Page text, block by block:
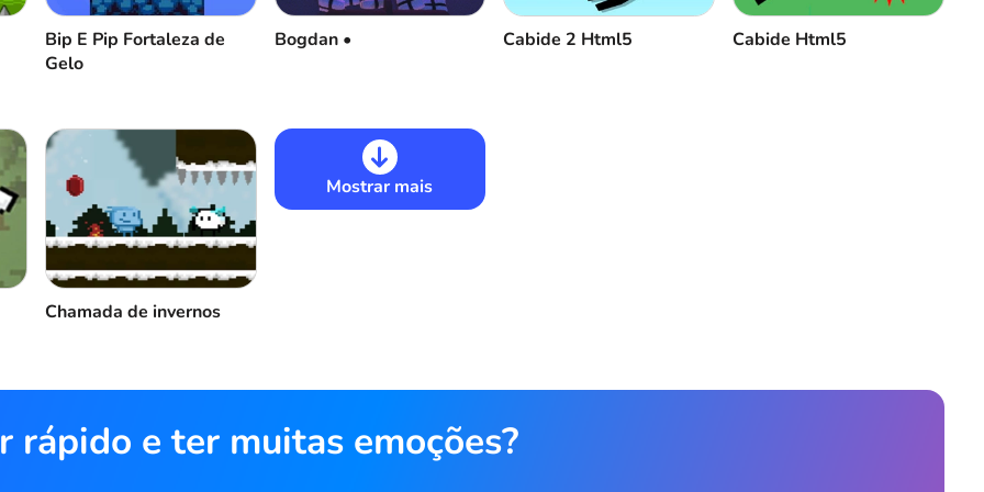
Bip E Pip Fortaleza de
Gelo
Bogdan • Cabide 2 Html5 Cabide Html5
Chamada de invernos
Mostrar mais
rápido e ter muitas emoções?